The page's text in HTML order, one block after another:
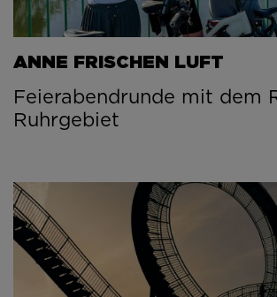
ANNE FRISCHEN LUFT
Feierabendrunde mit dem
Ruhrgebiet